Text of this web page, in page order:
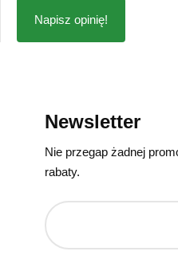
Napisz opinię!
Newsletter
Nie przegap żadnej
rabaty.